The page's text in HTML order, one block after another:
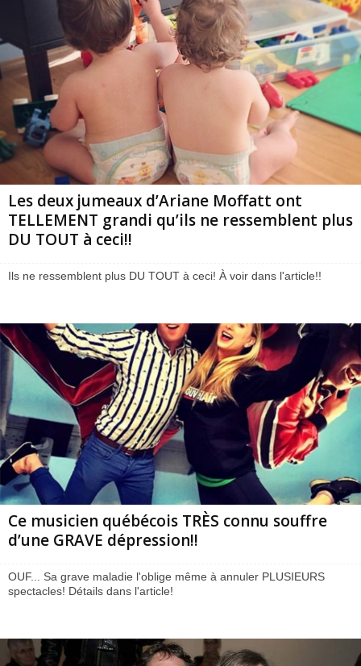
Les deux jumeaux d’Ariane Moffatt ont
TELLEMENT grandi qu’ils ne ressemblent plus
DU TOUT à ceci!!
Ils ne ressemblent plus DU TOUT à ceci! À voir dans l'article!!
Ce musicien québécois TRÈS connu souffre
d’une GRAVE dépression!!
OUF... Sa grave maladie l'oblige même à annuler PLUSIEURS
spectacles! Détails dans l'article!